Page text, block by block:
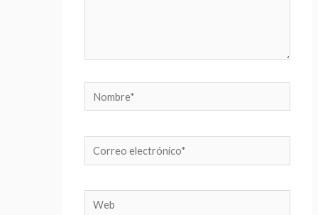
Nombre*
Correo
electrónico*
Web